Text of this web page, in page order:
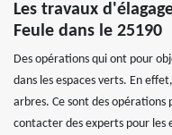
Les travaux
Feule dans le 25190
Des opérations qui ont pour
dans les espaces verts. En
arbres. Ce sont des
contacter des experts pour les